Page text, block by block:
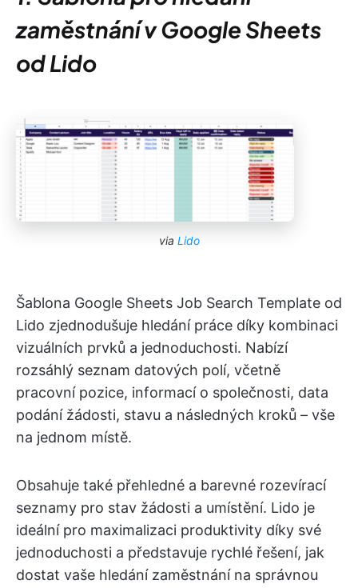
zaměstnání v Google Sheets
od Lido
via Lido
Šablona Google Sheets Job Search Template od
Lido zjednodušuje hledání práce díky kombinaci
vizuálních prvků a jednoduchosti. Nabízí
rozsáhlý seznam datových polí, včetně
pracovní pozice, informací o společnosti, data
podání žádosti, stavu a následných kroků – vše
na jednom místě.
Obsahuje také přehledné a barevné rozevírací
seznamy pro stav žádosti a umístění. Lido je
ideální pro maximalizaci produktivity díky své
jednoduchosti a představuje rychlé řešení, jak
dostat vaše hledání zaměstnání na správnou